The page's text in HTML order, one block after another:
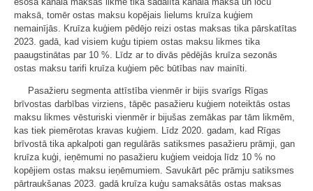
maksā, tomēr ostas maksu kopējais lielums kruīza kuģiem
nemainījās. Kruīza kuģiem pēdējo reizi ostas maksas tika pārskatītas
2023. gadā, kad visiem kuģu tipiem ostas maksu likmes tika
paaugstinātas par 10 %. Līdz ar to divās pēdējās kruīza sezonās
ostas maksu tarifi kruīza kuģiem pēc būtības nav mainīti.
Pasažieru segmenta attīstība vienmēr ir bijis svarīgs Rīgas
brīvostas darbības virziens, tāpēc pasažieru kuģiem noteiktās ostas
maksu likmes vēsturiski vienmēr ir bijušas zemākas par tām likmēm,
kas tiek piemērotas kravas kuģiem. Līdz 2020. gadam, kad Rīgas
brīvostā tika apkalpoti gan regulārās satiksmes pasažieru prāmji, gan
kruīza kuģi, ieņēmumi no pasažieru kuģiem veidoja līdz 10 % no
kopējiem ostas maksu ieņēmumiem. Savukārt pēc prāmju satiksmes
pārtraukšanas 2023. gadā kruīza kuģu samaksātās ostas maksas